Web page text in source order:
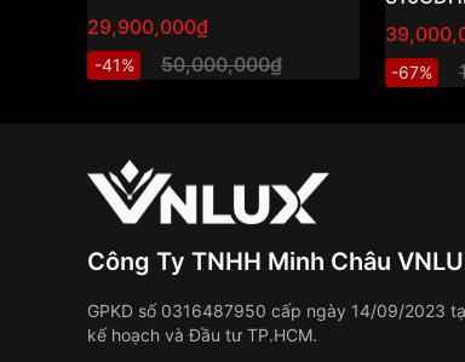
29,900,000₫
-41% 50,000,000₫
Nữ
Beat
-67%
Công Ty TNHH Minh Châu
GPKD số 0316487950 cấp ngày 14/09/2023
kế hoạch và Đầu tư TP.HCM.